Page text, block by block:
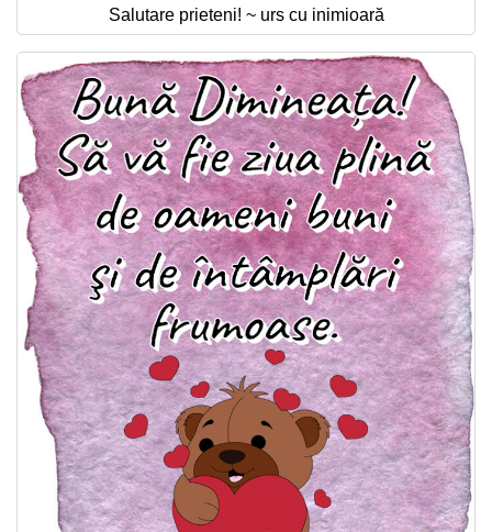
Salutare prieteni! ~ urs cu inimioară